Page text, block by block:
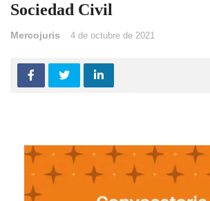
Sociedad Civil
Mercojuris 4 de octubre de 2021